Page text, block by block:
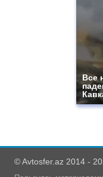
Все
© Avtosfer.az 2014 -